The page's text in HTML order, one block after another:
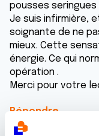
pousses seringues
Je suis infirmière,
soignante de ne
mieux. Cette
énergie. Ce qui
opération .
Merci pour votre
Répondre